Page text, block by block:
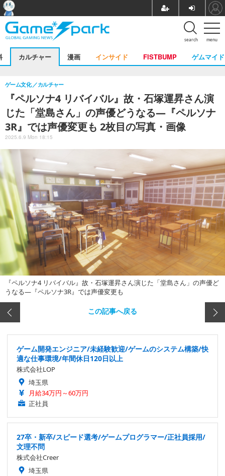
menu
search
カルチャー 漫画 インサイド FISTBUMP ゲムマイド
『ペルソナ4 リバイバル』故・石塚運昇さん演
じた「堂島さん」の声優どうなる―『ペルソナ
3R』では声優変更も 2枚目の写真・画像
ゲーム文化 カルチャー
2025.6.9 Mon 18:15
『ペルソナ4 リバイバル』故・石塚運昇さん演じた「堂島さん」の声優ど
うなる―『ペルソナ3R』では声優変更も
この記事へ戻る
ゲーム開発エンジニア/未経験歓迎/ゲームのシステム構築/快
適な仕事環境/年間休日120日以上
株式会社LOP
埼玉県
月給34万円～60万円
正社員
27卒・新卒/スピード選考/ゲームプログラマー/正社員採用/
文理不問
株式会社Creer
埼玉県